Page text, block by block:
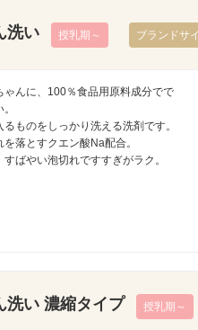
洗い 授乳期～ ブランドサ
ゃんに、100％食品用原料成分でで
ものをしっかり洗える洗剤です。
落とすクエン酸Na配合。
ばやい泡切れですすぎがラク。
洗い 濃縮タイプ 授乳期～